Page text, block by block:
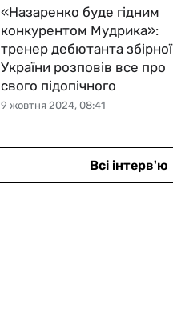
9 жовтня 2024, 08:41
«Назаренко буде гідним
конкурентом Мудрика»:
тренер дебютанта збірної
України розповів все про
свого підопічного
Всі інтерв'ю